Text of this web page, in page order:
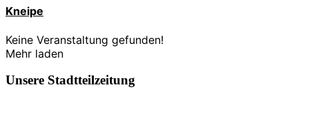
Kneipe
Keine Veranstaltung gefunden!
Mehr laden
Unsere Stadtteilzeitung